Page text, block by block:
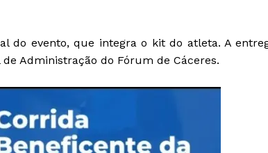
do evento, que integra o kit do atleta. A
Administração do Fórum de Cáceres.